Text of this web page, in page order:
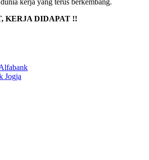
kerja yang terus berkembang.
KERJA DIDAPAT !!
Jogja